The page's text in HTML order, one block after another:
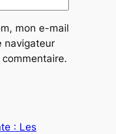
mon e-mail
navigateur
: Les